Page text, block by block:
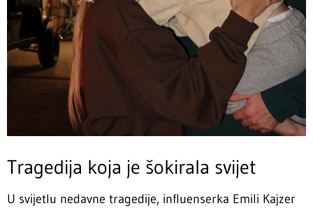
Tragedija koja je šokirala svijet
U svijetlu nedavne tragedije, influenserka Emili Kajzer